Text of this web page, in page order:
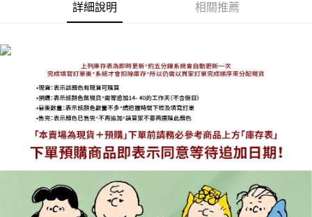
付款後門市自取
詳細說明 相關推薦